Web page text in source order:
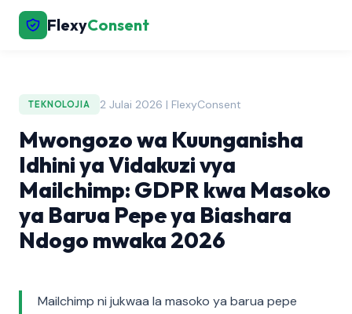
FlexyConsent
TEKNOLOJIA 2 Julai 2026 | FlexyConsent
Mwongozo wa Kuunganisha
Idhini ya Vidakuzi vya
Mailchimp: GDPR kwa Masoko
ya Barua Pepe ya Biashara
Ndogo mwaka 2026
Mailchimp ni jukwaa la masoko ya barua pepe